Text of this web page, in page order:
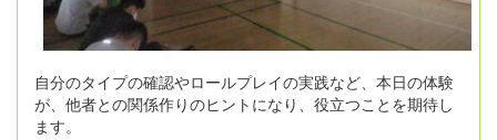
自分のタイプの確認やロールプレイの実践など、本日の体験
が、他者との関係作りのヒントになり、役立つことを期待し
ます。